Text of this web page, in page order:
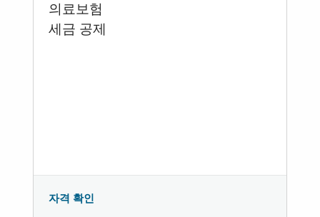
의료보험
세금 공제
자격 확인